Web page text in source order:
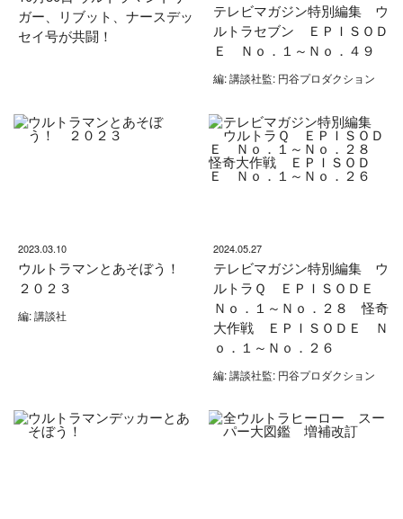
ガー、リブット、ナースデッ
セイ号が共闘！
テレビマガジン特別編集 ウ
ルトラセブン ＥＰＩＳＯＤ
Ｅ Ｎｏ．１～Ｎｏ．４９
編: 講談社監: 円谷プロダクション
2023.03.10
ウルトラマンとあそぼう！
２０２３
編: 講談社
2024.05.27
テレビマガジン特別編集 ウ
ルトラＱ ＥＰＩＳＯＤＥ
Ｎｏ．１～Ｎｏ．２８ 怪奇
大作戦 ＥＰＩＳＯＤＥ Ｎ
ｏ．１～Ｎｏ．２６
編: 講談社監: 円谷プロダクション